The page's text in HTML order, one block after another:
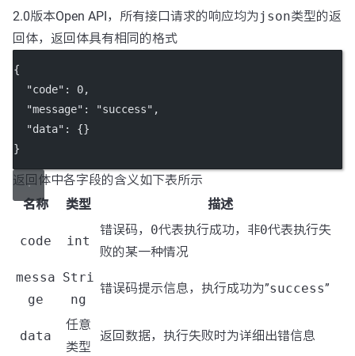
2.0版本Open API，所有接口请求的响应均为json类型的返
回体，返回体具有相同的格式
{
"code" : 0,
"message" : "success" ,
"data" : {}
}
返回体中各字段的含义如下表所示
名称
类型 描述
code int
错误码， 0代表执行成功，非0代表执行失
败的某一种情况
messa
ge
Stri
ng
错误码提示信息，执行成功为”success”
data
任意
类型
返回数据，执行失败时为详细出错信息